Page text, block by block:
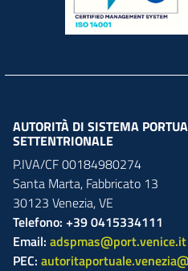
AUTORITÀ DI SISTEMA
SETTENTRIONALE
P.IVA/CF 00184980274
Santa Marta, Fabbricato 13
30123 Venezia,VE
Telefono: +39 0415334111
Email: adspmas@port.venice.it
PEC: